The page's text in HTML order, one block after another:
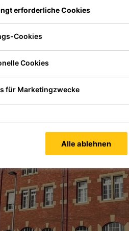
erforderliche Cookies
Cookies
Cookies
für Marketingzwecke
Alle ablehnen